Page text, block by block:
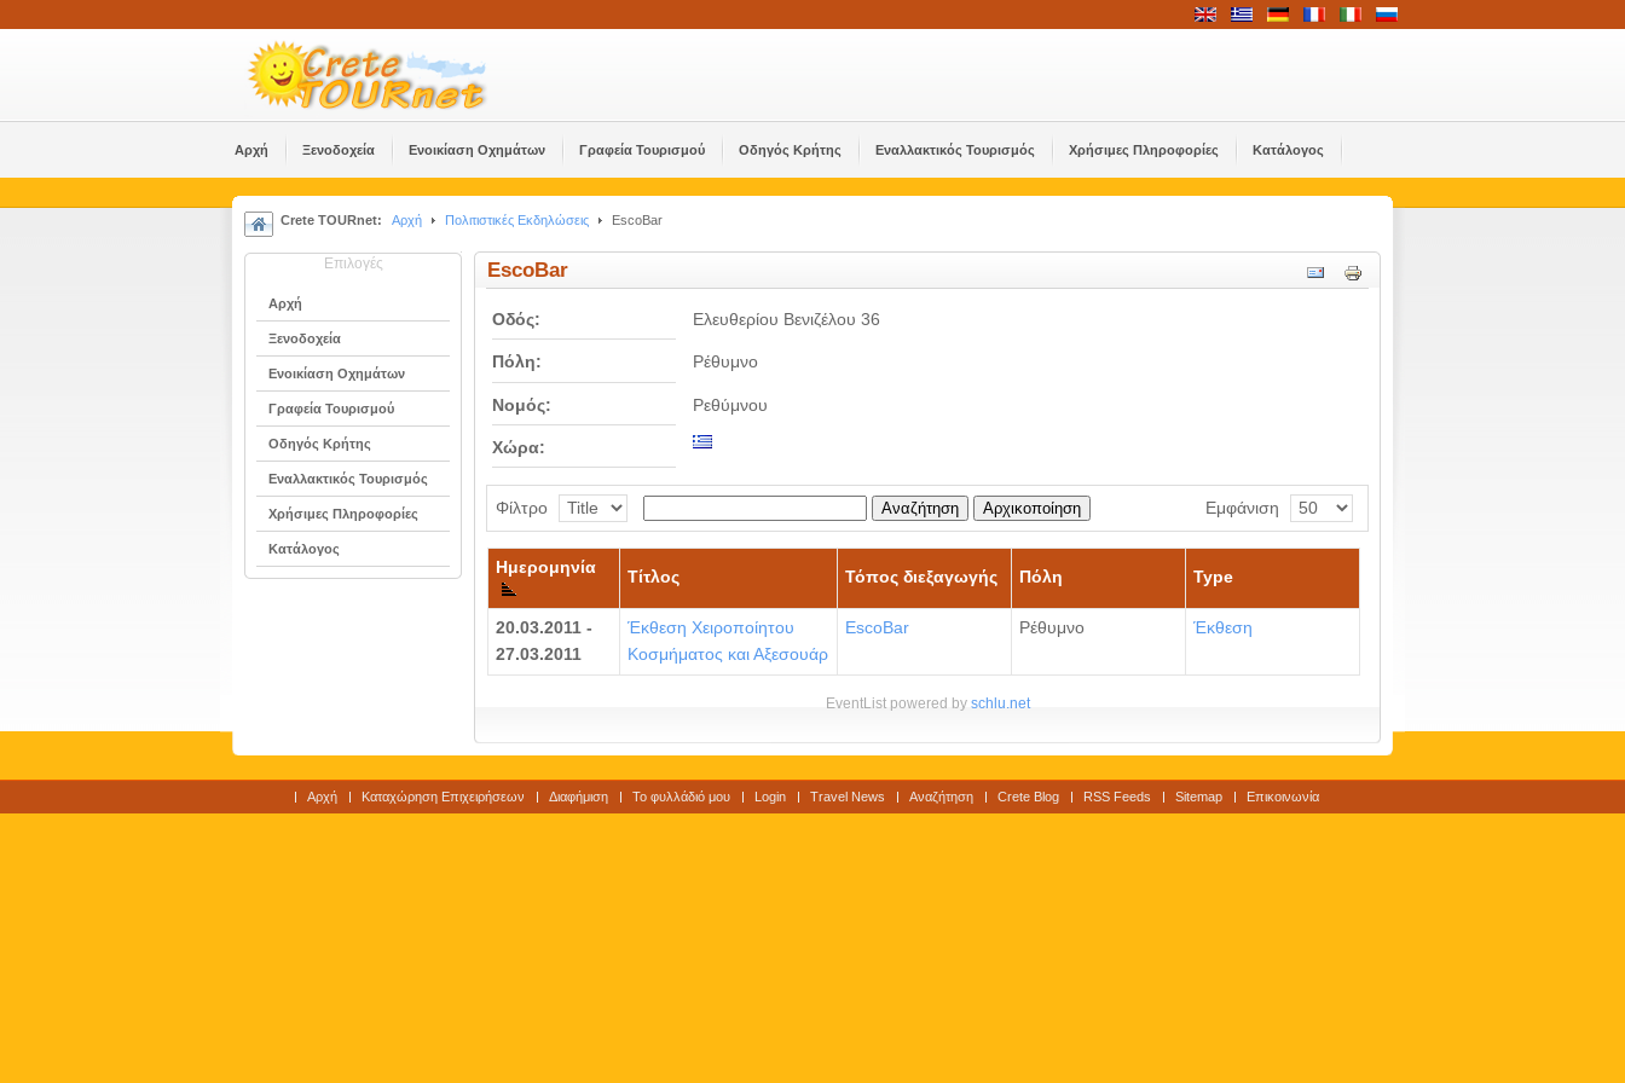
Αρχή Ξενοδοχεία Ενοικίαση Οχημάτων Γραφεία Τουρισμού Οδηγός Κρήτης Εναλλακτικός Τουρισμός Χρήσιμες Πληροφορίες Κατάλογος
Crete TOURnet: Αρχή Πολιτιστικές Εκδηλώσεις EscoBar
Επιλογές
Αρχή
Ξενοδοχεία
Ενοικίαση Οχημάτων
Γραφεία Τουρισμού
Οδηγός Κρήτης
Εναλλακτικός Τουρισμός
Χρήσιμες Πληροφορίες
Κατάλογος
EscoBar
Οδός: Ελευθερίου Βενιζέλου 36
Πόλη: Ρέθυμνο
Νομός: Ρεθύμνου
Χώρα:
Φίλτρο Αναζήτηση Αρχικοποίηση Εμφάνιση
Ημερομηνία
Τίτλος Τόπος διεξαγωγής Πόλη Type
20.03.2011 -
27.03.2011
Έκθεση Χειροποίητου
Κοσμήματος και Αξεσουάρ
EscoBar Ρέθυμνο Έκθεση
EventList powered by schlu.net
Αρχή Καταχώρηση Επιχειρήσεων Διαφήμιση Το φυλλάδιό μου Login Travel News Αναζήτηση Crete Blog RSS Feeds Sitemap Επικοινωνία